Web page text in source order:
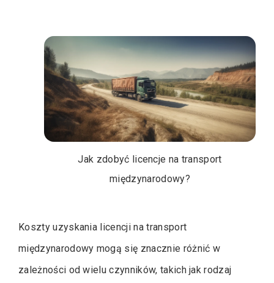
Jak zdobyć licencje na transport
międzynarodowy?
Koszty uzyskania licencji na transport
międzynarodowy mogą się znacznie różnić w
zależności od wielu czynników, takich jak rodzaj